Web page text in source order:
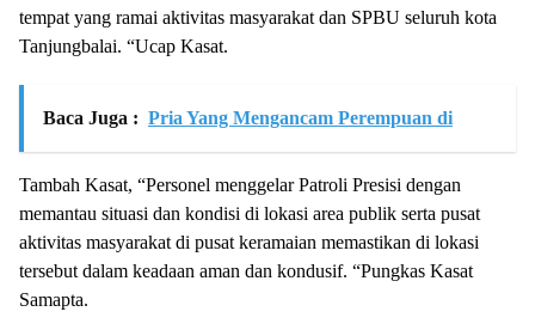
tempat yang ramai aktivitas masyarakat dan SPBU seluruh kota
Tanjungbalai. “Ucap Kasat.
Baca Juga : Pria Yang Mengancam Perempuan di
Tambah Kasat, “Personel menggelar Patroli Presisi dengan
memantau situasi dan kondisi di lokasi area publik serta pusat
aktivitas masyarakat di pusat keramaian memastikan di lokasi
tersebut dalam keadaan aman dan kondusif. “Pungkas Kasat
Samapta.